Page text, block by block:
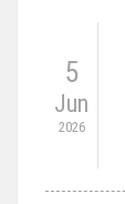
5
Jun
2026